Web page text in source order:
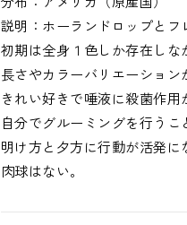
説明： ホーランドロップと
初期は全身１色しか存在し
長さやカラーバリエーショ
きれい好きで唾液に殺菌作
自分でグルーミングを行う
明け方と夕方に行動が活発
肉球はない。